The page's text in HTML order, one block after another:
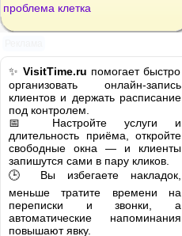
проблема клетка
✨ VisitTime.ru помогает быстро
организовать онлайн-запись
клиентов и держать расписание
под контролем.
📅 Настройте услуги и
длительность приёма, откройте
свободные окна — и клиенты
запишутся сами в пару кликов.
🕒 Вы избегаете накладок,
меньше тратите времени на
переписки и звонки, а
автоматические напоминания
повышают явку.